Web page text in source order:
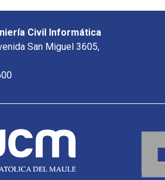
Civil Informática
San Miguel 3605,